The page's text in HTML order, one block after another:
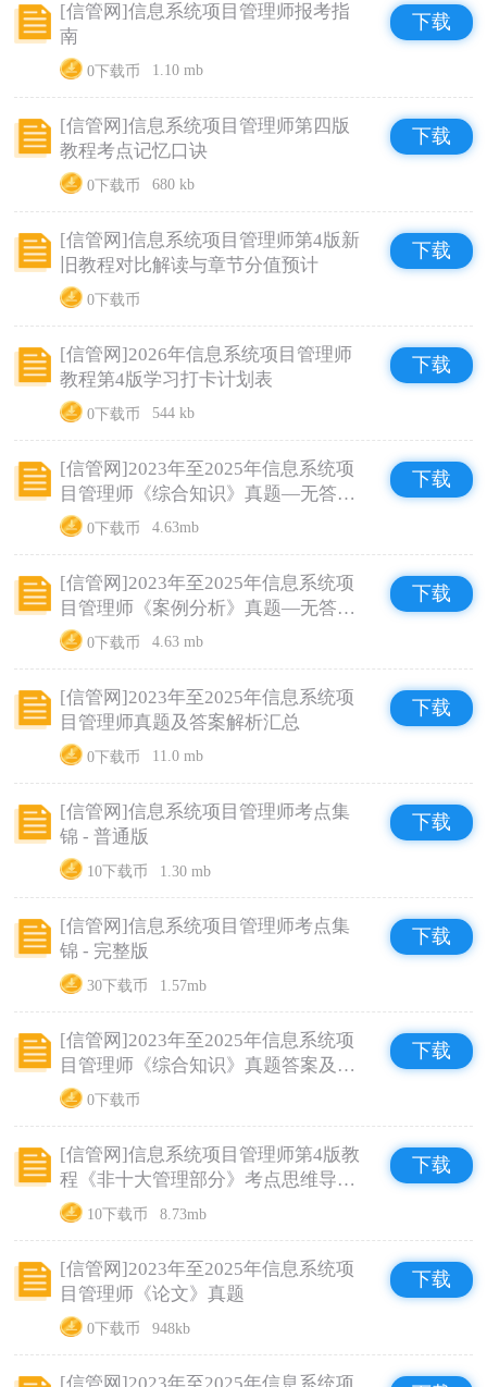
[信管网]信息系统项目管理师报考指
南
0下载币 1.10 mb
下载
[信管网]信息系统项目管理师第四版
教程考点记忆口诀
0下载币 680 kb
下载
[信管网]信息系统项目管理师第4版新
旧教程对比解读与章节分值预计
0下载币
下载
[信管网]2026年信息系统项目管理师
教程第4版学习打卡计划表
0下载币 544 kb
下载
[信管网]2023年至2025年信息系统项
目管理师《综合知识》真题—无答案
练习版
0下载币 4.63mb
下载
[信管网]2023年至2025年信息系统项
目管理师《案例分析》真题—无答案
练习版
0下载币 4.63 mb
下载
[信管网]2023年至2025年信息系统项
目管理师真题及答案解析汇总
0下载币 11.0 mb
下载
[信管网]信息系统项目管理师考点集
锦 - 普通版
10下载币 1.30 mb
下载
[信管网]信息系统项目管理师考点集
锦 - 完整版
30下载币 1.57mb
下载
[信管网]2023年至2025年信息系统项
目管理师《综合知识》真题答案及解
析 0下载币
下载
[信管网]信息系统项目管理师第4版教
程《非十大管理部分》考点思维导图
汇总10下载币 8.73mb
下载
[信管网]2023年至2025年信息系统项
目管理师《论文》真题
0下载币 948kb
下载